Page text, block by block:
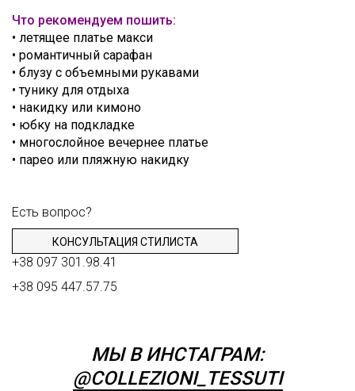
Что рекомендуем пошить:
• летящее платье макси
• романтичный сарафан
• блузу с объемными рукавами
• тунику для отдыха
• накидку или кимоно
• юбку на подкладке
• многослойное вечернее платье
• парео или пляжную накидку
Есть вопрос?
КОНСУЛЬТАЦИЯ СТИЛИСТА
+38 097 301.98.41
+38 095 447.57.75
МЫ В ИНСТАГРАМ:
@COLLEZIONI_TESSUTI